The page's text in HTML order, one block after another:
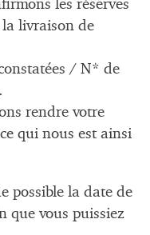
les réserves
la livraison de
/ N* de
rendre votre
qui nous est ainsi
possible la date de
que vous puissiez